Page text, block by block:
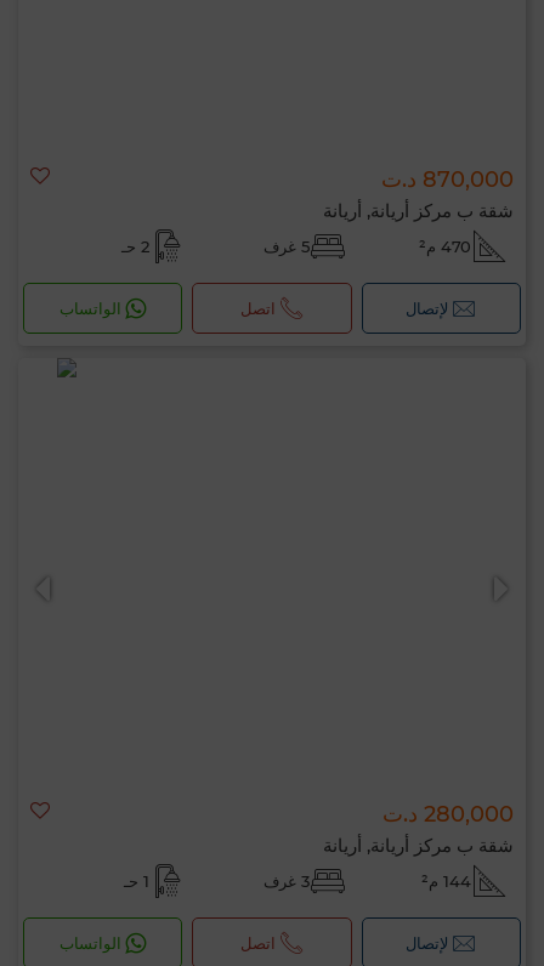
870,000 د.ت
شقة ب مركز أريانة, أريانة
470 م² 5 غرف 2 حـ
لإتصال اتصل الواتساب
280,000 د.ت
شقة ب مركز أريانة, أريانة
144 م² 3 غرف 1 حـ
لإتصال اتصل الواتساب